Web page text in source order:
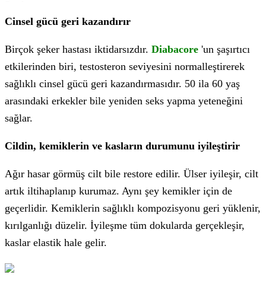
Cinsel gücü geri kazandırır
Birçok şeker hastası iktidarsızdır. Diabacore 'un şaşırtıcı
etkilerinden biri, testosteron seviyesini normalleştirerek
sağlıklı cinsel gücü geri kazandırmasıdır. 50 ila 60 yaş
arasındaki erkekler bile yeniden seks yapma yeteneğini
sağlar.
Cildin, kemiklerin ve kasların durumunu iyileştirir
Ağır hasar görmüş cilt bile restore edilir. Ülser iyileşir, cilt
artık iltihaplanıp kurumaz. Aynı şey kemikler için de
geçerlidir. Kemiklerin sağlıklı kompozisyonu geri yüklenir,
kırılganlığı düzelir. İyileşme tüm dokularda gerçekleşir,
kaslar elastik hale gelir.